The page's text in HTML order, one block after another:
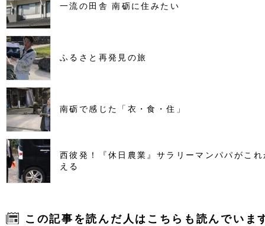
一流の田舎 南砺に住みたい
ふるさと再発見の旅
南砺で感じた「衣・食・住」
西彼発！『休日農業』サラリーマンパパがこ
える
この記事を読んだ人はこちらも読んでいま